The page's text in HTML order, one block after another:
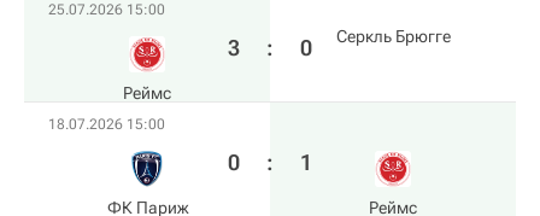
25.07.2026 15:00
Реймс
3 : 0 Серкль Брюгге
18.07.2026 15:00
ФК Париж
0 : 1
Реймс